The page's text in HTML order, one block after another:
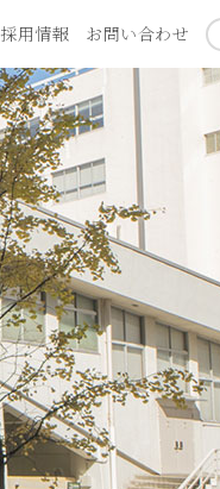
採用情報 お問い合わせ